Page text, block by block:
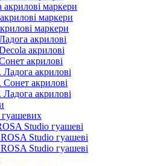
акрилові маркери
маркери
маркери
акрилові
акрилові
акрилові
акрилові
акрилові
акрилові
Studio гуашеві
Studio гуашеві
Studio гуашеві